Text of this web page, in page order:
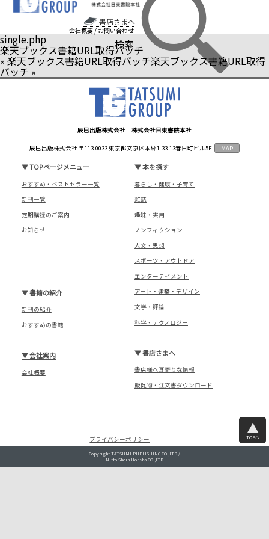
書店さまへ
会社概要 / お問い合わせ
検索
single.php
楽天ブックス書籍URL取得バッチ
« 楽天ブックス書籍URL取得バッチ楽天ブックス書籍URL取得
バッチ »
辰巳出版株式会社 株式会社日東書院本社
辰巳出版株式会社 〒113-0033 東京都文京区本郷1-33-13春日町ビル5F MAP
▼TOPページメニュー
おすすめ・ベストセラー一覧
新刊一覧
定期購読のご案内
お知らせ
▼本を探す
暮らし・健康・子育て
雑誌
趣味・実用
ノンフィクション
人文・思想
スポーツ・アウトドア
エンターテイメント
アート・建築・デザイン
文学・評論
科学・テクノロジー
▼書籍の紹介
新刊の紹介
おすすめの書籍
▼書店さまへ
書店様へ耳寄りな情報
販促物・注文書ダウンロード
▼会社案内
会社概要
プライバシーポリシー TOPへ
Copyright TATSUMI PUBLISHING CO.,LTD./
Nitto Shoin Honsha CO.,LTD